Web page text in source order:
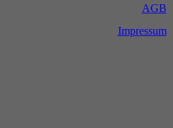
AGB
Impressum